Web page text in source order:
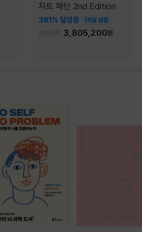
차트 패턴 2nd Edition
381% 달성중 10일 남음
펀딩금액 3,805,200원